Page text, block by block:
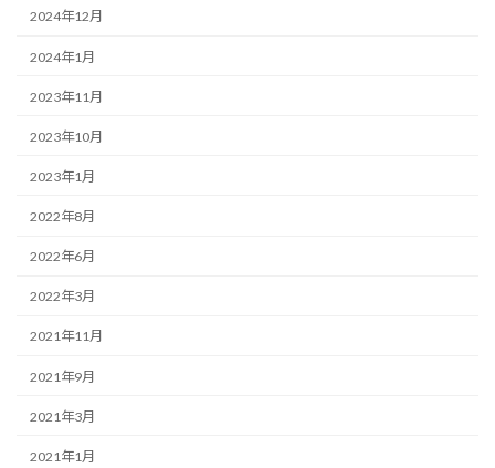
2024年12月
2024年1月
2023年11月
2023年10月
2023年1月
2022年8月
2022年6月
2022年3月
2021年11月
2021年9月
2021年3月
2021年1月